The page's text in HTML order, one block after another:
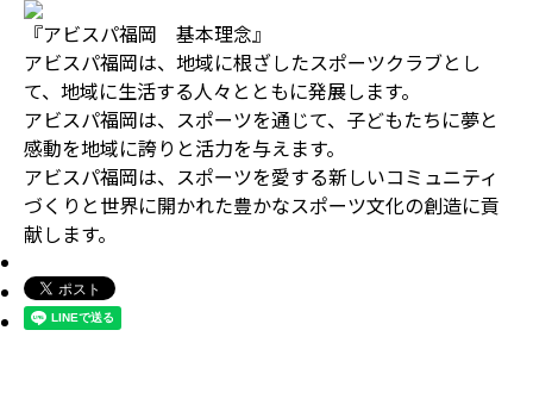
『アビスパ福岡 基本理念』
アビスパ福岡は、地域に根ざしたスポーツクラブとし
て、地域に生活する人々とともに発展します。
アビスパ福岡は、スポーツを通じて、子どもたちに夢と
感動を地域に誇りと活力を与えます。
アビスパ福岡は、スポーツを愛する新しいコミュニティ
づくりと世界に開かれた豊かなスポーツ文化の創造に貢
献します。